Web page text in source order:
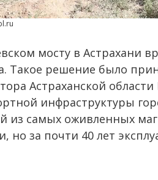
мосту в Астрахани
Такое решение было
Астраханской
инфраструктуры
из самых оживленных
но за почти 40 лет